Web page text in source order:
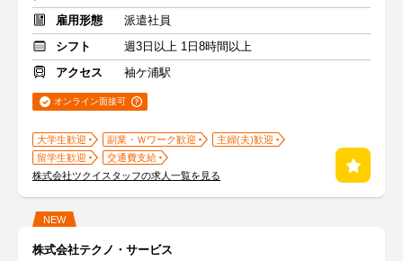
雇用形態
派遣社員
シフト
週3日以上 1日8時間以上
アクセス
袖ケ浦駅
オンライン面接可
大学生歓迎 副業・Ｗワーク歓迎
主婦(夫)歓迎
留学生歓迎
交通費支給
株式会社ツクイスタッフの求人一覧を見る
NEW
株式会社テクノ・サービス